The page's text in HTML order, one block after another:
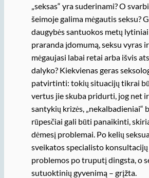
„seksas“ yra suderinami? O
šeimoje galima mėgautis seksu?
daugybės santuokos metų
praranda įdomumą, seksu vyras
mėgaujasi labai retai arba išvis
dalyko? Kiekvienas geras
patvirtinti: tokių situacijų tikrai
vertus jie skuba pridurti, jog net
santykių krizės, „nekalbadieniai“
rūpesčiai gali būti panaikinti,
dėmesį problemai. Po kelių
sveikatos specialisto
problemos po truputį dingsta, o
sutuoktinių gyvenimą – grįžta.